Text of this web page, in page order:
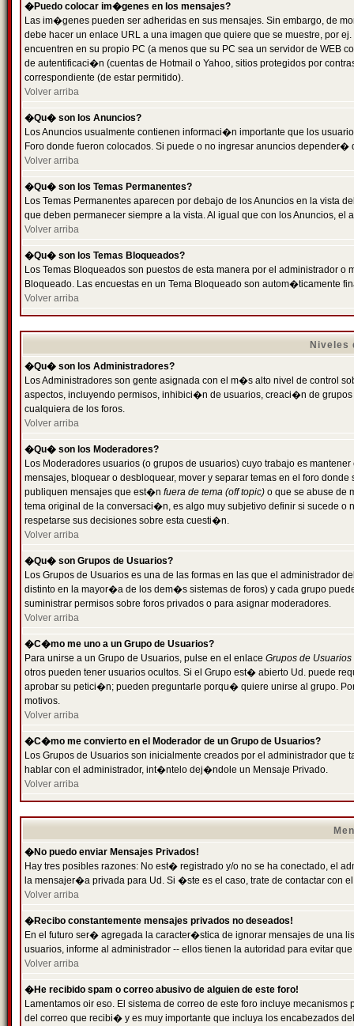
�Puedo colocar im�genes en los mensajes?
Las im�genes pueden ser adheridas en sus mensajes. Sin embargo, de
debe hacer un enlace URL a una imagen que quiere que se muestre, por
encuentren en su propio PC (a menos que su PC sea un servidor de
de autentificaci�n (cuentas de Hotmail o Yahoo, sitios protegidos por
correspondiente (de estar permitido).
Volver arriba
�Qu� son los Anuncios?
Los Anuncios usualmente contienen informaci�n importante que los
Foro donde fueron colocados. Si puede o no ingresar anuncios
Volver arriba
�Qu� son los Temas Permanentes?
Los Temas Permanentes aparecen por debajo de los Anuncios en la
que deben permanecer siempre a la vista. Al igual que con los Anuncios,
Volver arriba
�Qu� son los Temas Bloqueados?
Los Temas Bloqueados son puestos de esta manera por el administrador
Bloqueado. Las encuestas en un Tema Bloqueado son autom�ticamente
Volver arriba
Niveles
�Qu� son los Administradores?
Los Administradores son gente asignada con el m�s alto nivel de control
aspectos, incluyendo permisos, inhibici�n de usuarios, creaci�n de
cualquiera de los foros.
Volver arriba
�Qu� son los Moderadores?
Los Moderadores usuarios (o grupos de usuarios) cuyo trabajo es
mensajes, bloquear o desbloquear, mover y separar temas en el foro
publiquen mensajes que est�n fuera de tema (off topic) o que se abuse de
tema original de la conversaci�n, es algo muy subjetivo definir si sucede
respetarse sus decisiones sobre esta cuesti�n.
Volver arriba
�Qu� son Grupos de Usuarios?
Los Grupos de Usuarios es una de las formas en las que el administrador
distinto en la mayor�a de los dem�s sistemas de foros) y cada grupo
suministrar permisos sobre foros privados o para asignar moderadores.
Volver arriba
�C�mo me uno a un Grupo de Usuarios?
Para unirse a un Grupo de Usuarios, pulse en el enlace Grupos de Usuarios
otros pueden tener usuarios ocultos. Si el Grupo est� abierto Ud. puede
aprobar su petici�n; pueden preguntarle porqu� quiere unirse al grupo.
motivos.
Volver arriba
�C�mo me convierto en el Moderador de un Grupo de Usuarios?
Los Grupos de Usuarios son inicialmente creados por el administrador
hablar con el administrador, int�ntelo dej�ndole un Mensaje Privado.
Volver arriba
�No puedo enviar Mensajes Privados!
Hay tres posibles razones: No est� registrado y/o no se ha conectado, el
la mensajer�a privada para Ud. Si �ste es el caso, trate de contactar con
Volver arriba
�Recibo constantemente mensajes privados no deseados!
En el futuro ser� agregada la caracter�stica de ignorar mensajes de una
usuarios, informe al administrador -- ellos tienen la autoridad para evitar
Volver arriba
�He recibido spam o correo abusivo de alguien de este foro!
Lamentamos oir eso. El sistema de correo de este foro incluye
del correo que recibi� y es muy importante que incluya los encabezados